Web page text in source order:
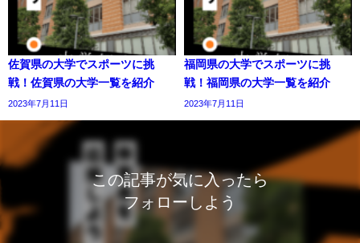
佐賀県の大学でスポーツに挑
戦！佐賀県の大学一覧を紹介
2023年7月11日
福岡県の大学でスポーツに挑
戦！福岡県の大学一覧を紹介
2023年7月11日
この記事が気に入ったら
フォローしよう